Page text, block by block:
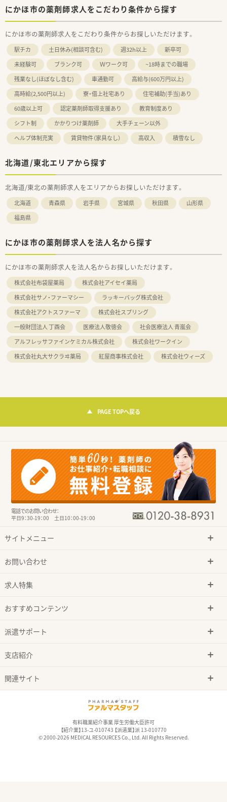
にかほ市の薬剤師求人をこだわり条件から探す
にかほ市の薬剤師求人をこだわり条件からお探しいただけます。
駅チカ 土日休み(相談可含む) 週32h以上
新卒可
未経験可
ブランク可 Ｗワーク可
~18時までの職場
残業なし(ほぼなし含む)
車通勤可
高給与(600万円以上)
高時給(2,500円以上)
寮・借上社宅あり
住宅補助(手当)あり
60歳以上可
認定薬剤師取得支援あり
教育制度あり
シフト制
かかりつけ薬剤師
大手チェーン以外
ヘルプ体制充実
賃貸物件（家具なし） 高収入 積雪なし
北海道/東北エリアから探す
北海道/東北の薬剤師求人をエリアからお探しいただけます。
北海道 青森県 岩手県 宮城県 秋田県
山形県
福島県
にかほ市の薬剤師求人を法人名から探す
にかほ市の薬剤師求人を法人名からお探しいただけます。
株式会社布袋屋薬局
株式会社アイセイ薬局
株式会社サノ・ファーマシー
ラッキーバッグ株式会社
株式会社アクトスファーマ
株式会社スプリング
一般財団法人 丁酉会
医療法人敬徳会
社会医療法人 青嵐会
アルフレッサファインケミカル株式会社
株式会社ワークイン
株式会社丸大サクラヰ薬局
紅屋商事株式会社 株式会社ウィーズ
PAGE TOPへ戻る
電話でのお問い合わせ：
平日9：30-19：00 土日10：00-19：00
サイトメニュー
お問い合わせ
求人特集
おすすめコンテンツ
派遣サポート
支店紹介
関連サイト
有料職業紹介事業 厚生労働大臣許可
【紹介業】13-ユ-010743 【派遣業】派 13-010770
© 2000-2026 MEDICAL RESOURCES Co., Ltd. All Rights Reserved.